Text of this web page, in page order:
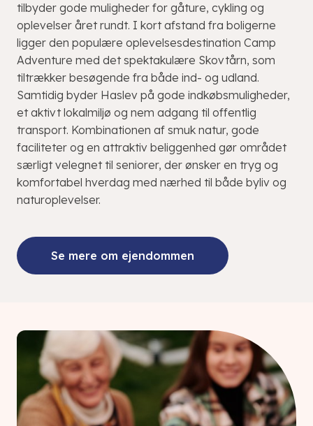
tilbyder gode muligheder for gåture, cykling og
oplevelser året rundt. I kort afstand fra boligerne
ligger den populære oplevelsesdestination Camp
Adventure med det spektakulære Skovtårn, som
tiltrækker besøgende fra både ind- og udland.
Samtidig byder Haslev på gode indkøbsmuligheder,
et aktivt lokalmiljø og nem adgang til offentlig
transport. Kombinationen af smuk natur, gode
faciliteter og en attraktiv beliggenhed gør området
særligt velegnet til seniorer, der ønsker en tryg og
komfortabel hverdag med nærhed til både byliv og
naturoplevelser.
Se mere om ejendommen